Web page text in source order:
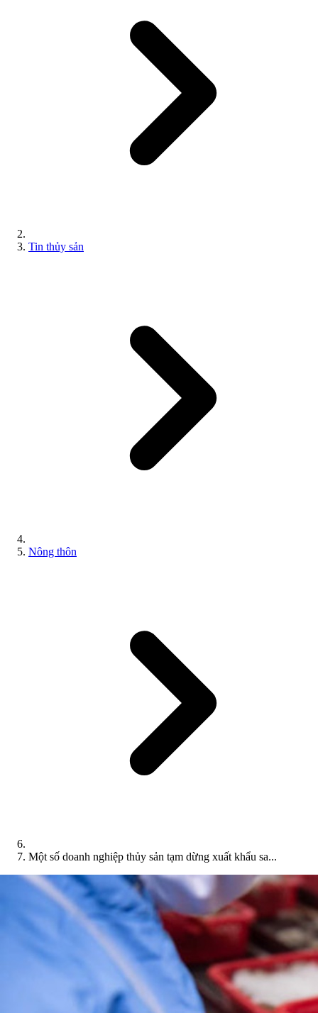
Tin thủy sản
Nông thôn
Một số doanh nghiệp thủy sản tạm dừng xuất khẩu sa...